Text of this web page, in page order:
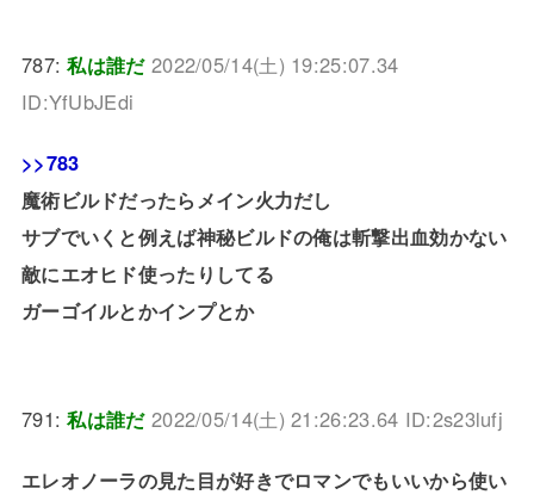
787:私は誰だ 2022/05/14(土) 19:25:07.34
ID:YfUbJEdi
>>783
魔術ビルドだったらメイン火力だし
サブでいくと例えば神秘ビルドの俺は斬撃出血効かない
敵にエオヒド使ったりしてる
ガーゴイルとかインプとか
791:私は誰だ 2022/05/14(土) 21:26:23.64 ID:2s23lufj
エレオノーラの見た目が好きでロマンでもいいから使い